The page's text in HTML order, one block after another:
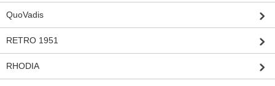
QuoVadis
RETRO 1951
RHODIA